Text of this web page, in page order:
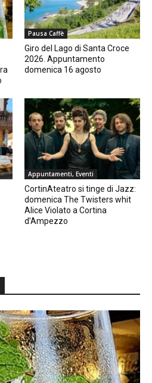
Pausa Caffè
Giro del Lago di Santa Croce
2026. Appuntamento
domenica 16 agosto
Appuntamenti, Eventi
CortinAteatro si tinge di Jazz:
domenica The Twisters whit
Alice Violato a Cortina
d’Ampezzo